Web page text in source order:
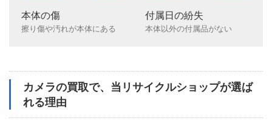
本体の傷
擦り傷や汚れが本体にある
付属日の紛失
本体以外の付属品がない
カメラの買取で、当リサイクルショップが選ば
れる理由